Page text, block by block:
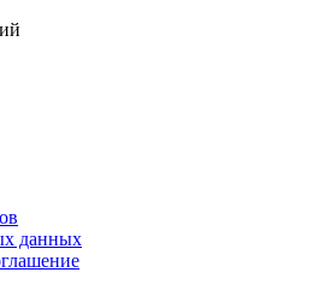
данных